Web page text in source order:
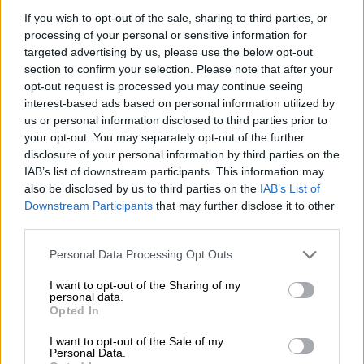
If you wish to opt-out of the sale, sharing to third parties, or
processing of your personal or sensitive information for
targeted advertising by us, please use the below opt-out
section to confirm your selection. Please note that after your
opt-out request is processed you may continue seeing
interest-based ads based on personal information utilized by
us or personal information disclosed to third parties prior to
your opt-out. You may separately opt-out of the further
disclosure of your personal information by third parties on the
IAB’s list of downstream participants. This information may
also be disclosed by us to third parties on the IAB’s List of
Downstream Participants that may further disclose it to other
Please note that this website/app uses one or more Google
not limited to your visit or usage behaviour. You may click to
grant or deny consent to Google and its third-party tags to
use your data for below specified purposes in below Google
consent section.
Personal Data Processing Opt Outs
I want to opt-out of the Sharing of my
personal data.
Opted In
I want to opt-out of the Sale of my
Personal Data.
εκνευρισμός κυριάρχησε και στο τέλος του
ημιχρόνου η Σλάβια βρήκε τον δρόμο προς
τα δίχτυα. Έπειτα από φάση διαρκείας εντός
Πρασίνων να απομακρύνουν τον κίνδυνο, ο